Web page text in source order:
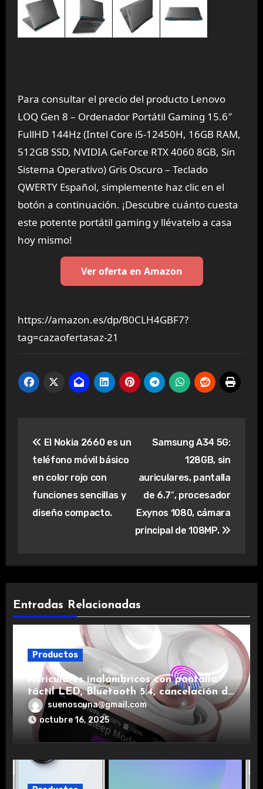
Para consultar el precio del producto Lenovo
LOQ Gen 8 – Ordenador Portátil Gaming 15.6″
FullHD 144Hz (Intel Core i5-12450H, 16GB RAM,
512GB SSD, NVIDIA GeForce RTX 4060 8GB, Sin
Sistema Operativo) Gris Oscuro – Teclado
QWERTY Español, simplemente haz clic en el
botón a continuación. ¡Descubre cuánto cuesta
este potente portátil gaming y llévatelo a casa
hoy mismo!
Ver oferta en Amazon
https://amazon.es/dp/B0CLH4GBF7?
tag=cazaofertasaz-21
de
entradas
El Nokia 2660 es un
teléfono móvil básico
en color rojo con
funciones sencillas y
diseño compacto.
Samsung A34 5G:
128GB, sin
auriculares, pantalla
de 6.7″, procesador
Exynos 1080, cámara
principal de 108MP.
Entradas Relacionadas
Productos
Auriculares inalámbricos con pantalla
táctil LED, Bluetooth 5.4, cancelación de
ruido, impermeables y de larga duración.
suenoscuna@gmail.com
octubre 16, 2025